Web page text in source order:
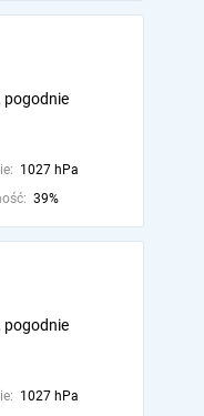
pogodnie
1027 hPa
39%
pogodnie
1027 hPa